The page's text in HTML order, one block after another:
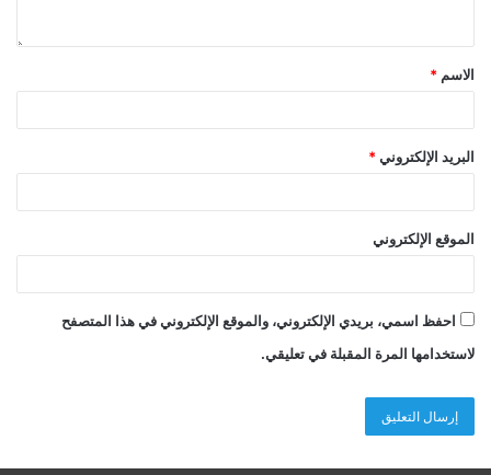
تحت الاحتلال. الانتخابات لا يمكن أن تحلّ كل مشاكلنا لكن
انتخابات رئاسيّة وإصلاح لمنظمة التحرير واستكمال
مشروع المصالحة وإنهاء الانقسام.
الفلسطينيّ، وعضو اللجنة المركزيّة لحزب الشّعب
الفلسطينيّ.
الاسم *
البريد الإلكتروني *
الموقع الإلكتروني
احفظ اسمي، بريدي الإلكتروني، والموقع الإلكتروني في هذا المتصفح
لاستخدامها المرة المقبلة في تعليقي.